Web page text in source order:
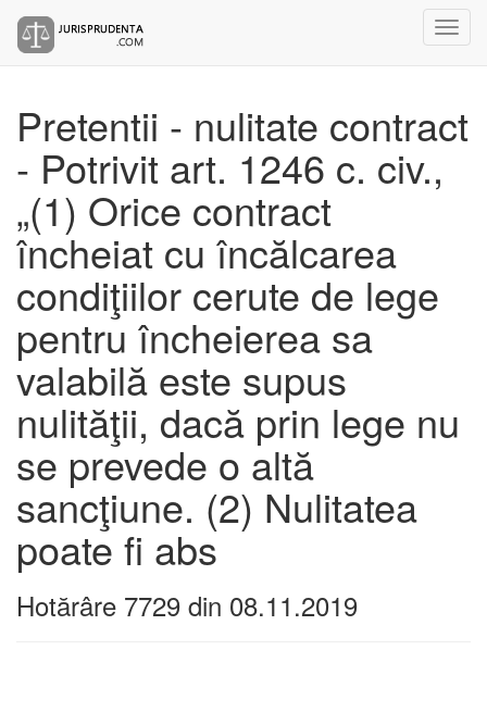
Pretentii - nulitate contract
- Potrivit art. 1246 c. civ.,
„(1) Orice contract
încheiat cu încălcarea
condiţiilor cerute de lege
pentru încheierea sa
valabilă este supus
nulităţii, dacă prin lege nu
se prevede o altă
sancţiune. (2) Nulitatea
poate fi abs
Hotărâre 7729 din 08.11.2019